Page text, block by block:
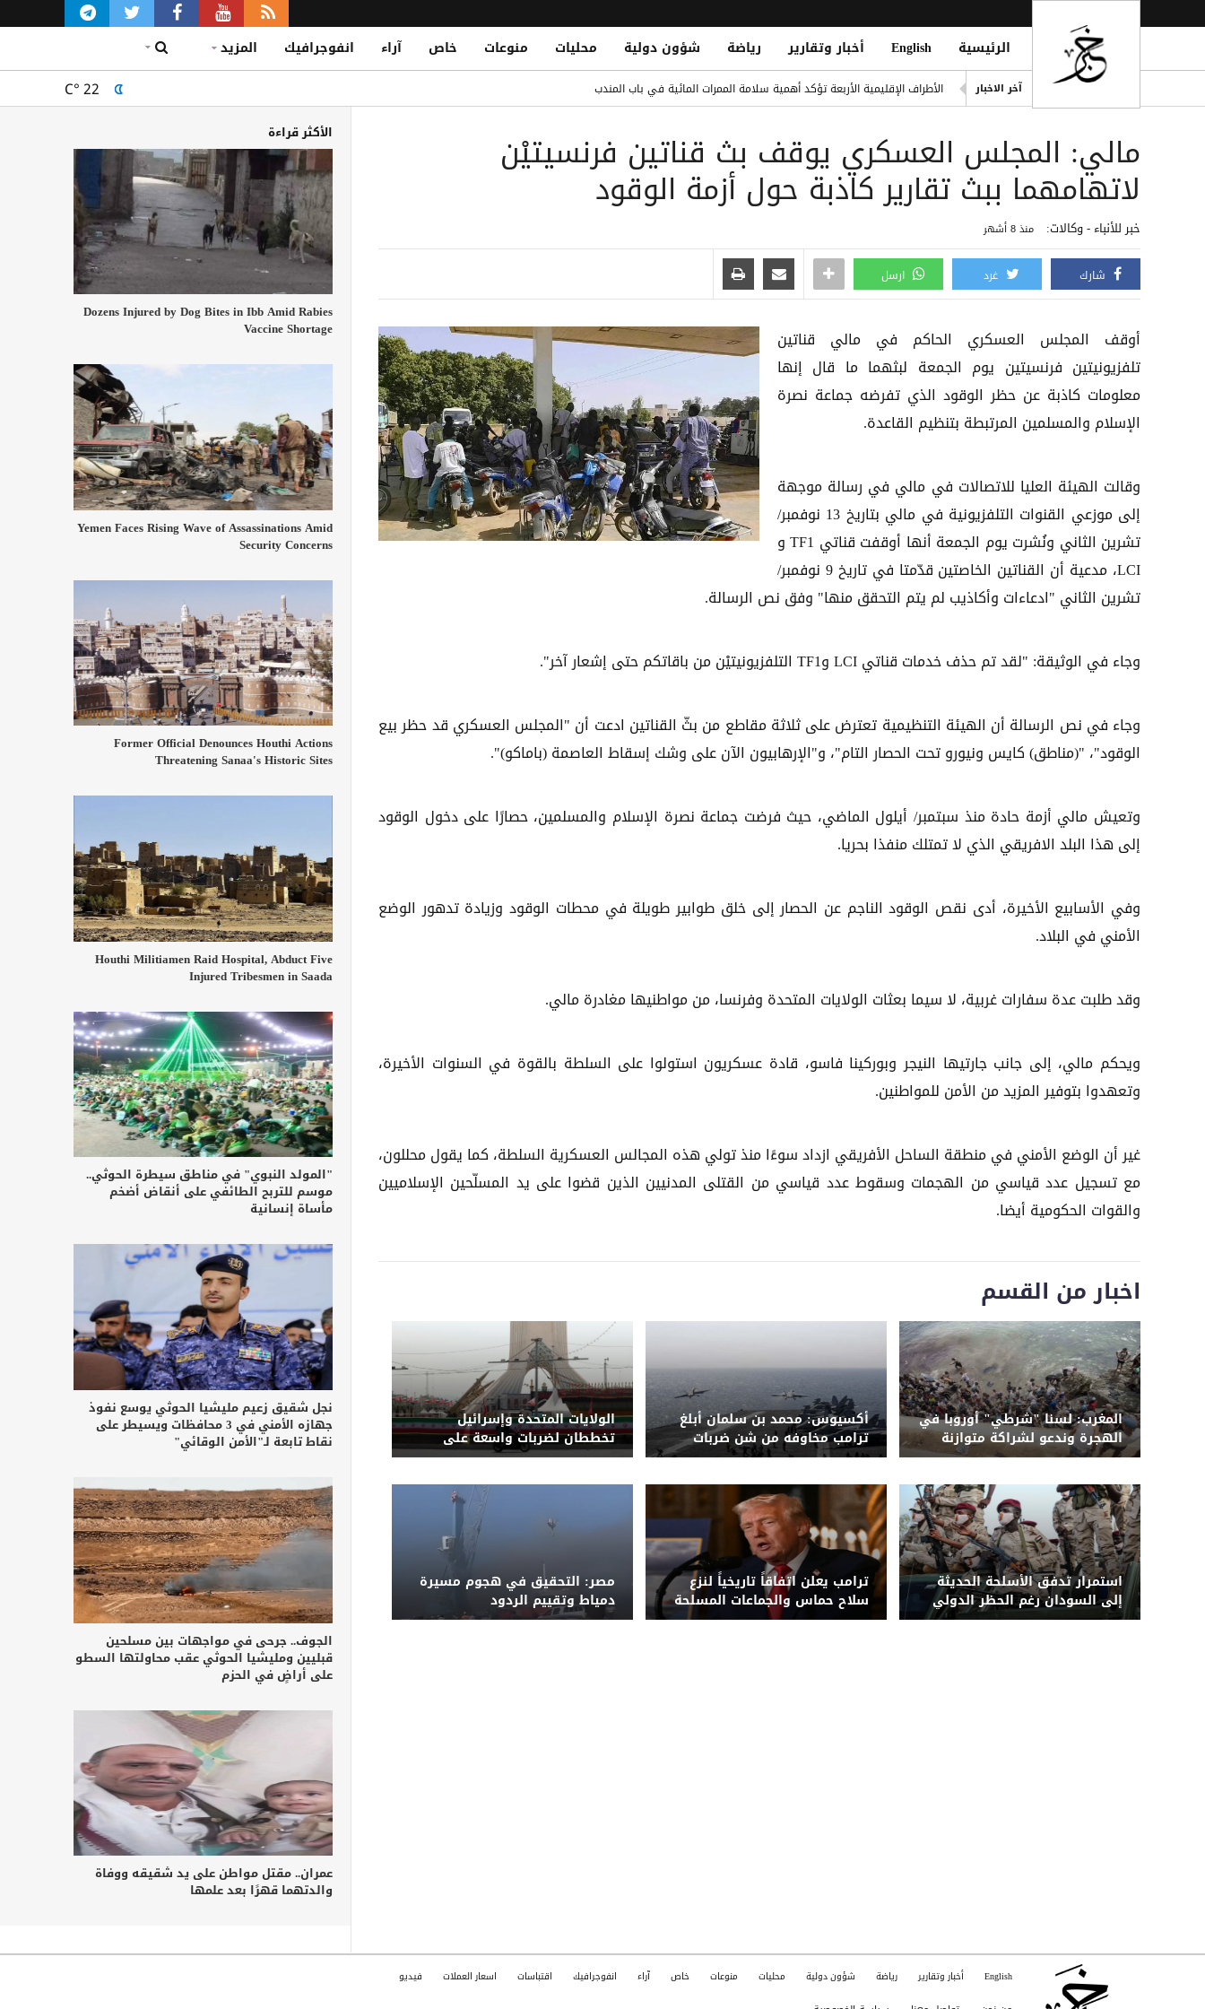
الرئيسية English أخبار وتقارير رياضة شؤون دولية محليات منوعات خاص آراء انفوجرافيك المزيد
آخر الاخبار
الأطراف الإقليمية الأربعة تؤكد أهمية سلامة الممرات المائية في باب المندب
العثور على امرأة مقتولة في منطقة هجدة بتعز
Yemen Central Bank Launches Unified Default Register to Boost Financial Stability
المركزي اليمني يطلق سجلاً موحداً للمتعثرين لتعزيز الاستقرار المالي والحد من المخاطر الائتمانية
C° 22
مالي: المجلس العسكري يوقف بث قناتين فرنسيتيْن
لاتهامهما ببث تقارير كاذبة حول أزمة الوقود
خبر للأنباء - وكالات: منذ 8 أشهر
شارك غرد ارسل
أوقف المجلس العسكري الحاكم في مالي قناتين
تلفزيونيتين فرنسيتين يوم الجمعة لبثهما ما قال إنها
معلومات كاذبة عن حظر الوقود الذي تفرضه جماعة نصرة
الإسلام والمسلمين المرتبطة بتنظيم القاعدة.
وقالت الهيئة العليا للاتصالات في مالي في رسالة موجهة
إلى موزعي القنوات التلفزيونية في مالي بتاريخ 13 نوفمبر/
تشرين الثاني ونُشرت يوم الجمعة أنها أوقفت قناتي TF1 و
LCI، مدعية أن القناتين الخاصتين قدّمتا في تاريخ 9 نوفمبر/
تشرين الثاني "ادعاءات وأكاذيب لم يتم التحقق منها" وفق نص الرسالة.
وجاء في الوثيقة: "لقد تم حذف خدمات قناتي LCI وTF1 التلفزيونيتيْن من باقاتكم حتى إشعار آخر".
وجاء في نص الرسالة أن الهيئة التنظيمية تعترض على ثلاثة مقاطع من بثّ القناتين ادعت أن "المجلس العسكري قد حظر بيع
الوقود"، "(مناطق) كايس ونيورو تحت الحصار التام"، و"الإرهابيون الآن على وشك إسقاط العاصمة (باماكو)".
وتعيش مالي أزمة حادة منذ سبتمبر/ أيلول الماضي، حيث فرضت جماعة نصرة الإسلام والمسلمين، حصارًا على دخول الوقود
إلى هذا البلد الافريقي الذي لا تمتلك منفذا بحريا.
وفي الأسابيع الأخيرة، أدى نقص الوقود الناجم عن الحصار إلى خلق طوابير طويلة في محطات الوقود وزيادة تدهور الوضع
الأمني في البلاد.
وقد طلبت عدة سفارات غربية، لا سيما بعثات الولايات المتحدة وفرنسا، من مواطنيها مغادرة مالي.
ويحكم مالي، إلى جانب جارتيها النيجر وبوركينا فاسو، قادة عسكريون استولوا على السلطة بالقوة في السنوات الأخيرة،
وتعهدوا بتوفير المزيد من الأمن للمواطنين.
غير أن الوضع الأمني في منطقة الساحل الأفريقي ازداد سوءًا منذ تولي هذه المجالس العسكرية السلطة، كما يقول محللون،
مع تسجيل عدد قياسي من الهجمات وسقوط عدد قياسي من القتلى المدنيين الذين قضوا على يد المسلّحين الإسلاميين
والقوات الحكومية أيضا.
اخبار من القسم
المغرب: لسنا "شرطي" أوروبا في
الهجرة وندعو لشراكة متوازنة
أكسيوس: محمد بن سلمان أبلغ
ترامب مخاوفه من شن ضربات
واسعة على إيران
الولايات المتحدة وإسرائيل
تخططان لضربات واسعة على
البنية التحتية للطاقة الإيرانية
استمرار تدفق الأسلحة الحديثة
إلى السودان رغم الحظر الدولي
ترامب يعلن اتفاقاً تاريخياً لنزع
سلاح حماس والجماعات المسلحة
في غزة
مصر: التحقيق في هجوم مسيرة
دمياط وتقييم الردود
الأكثر قراءة
Dozens Injured by Dog Bites in Ibb Amid Rabies
Vaccine Shortage
Yemen Faces Rising Wave of Assassinations Amid
Security Concerns
Former Official Denounces Houthi Actions
Threatening Sanaa's Historic Sites
Houthi Militiamen Raid Hospital, Abduct Five
Injured Tribesmen in Saada
"المولد النبوي" في مناطق سيطرة الحوثي..
موسم للتربح الطائفي على أنقاض أضخم
مأساة إنسانية
نجل شقيق زعيم مليشيا الحوثي يوسع نفوذ
جهازه الأمني في 3 محافظات ويسيطر على
نقاط تابعة لـ"الأمن الوقائي"
الجوف.. جرحى في مواجهات بين مسلحين
قبليين ومليشيا الحوثي عقب محاولتها السطو
على أراضٍ في الحزم
عمران.. مقتل مواطن على يد شقيقه ووفاة
والدتهما قهرًا بعد علمها
English أخبار وتقارير رياضة شؤون دولية محليات منوعات خاص آراء انفوجرافيك اقتباسات اسعار العملات فيديو